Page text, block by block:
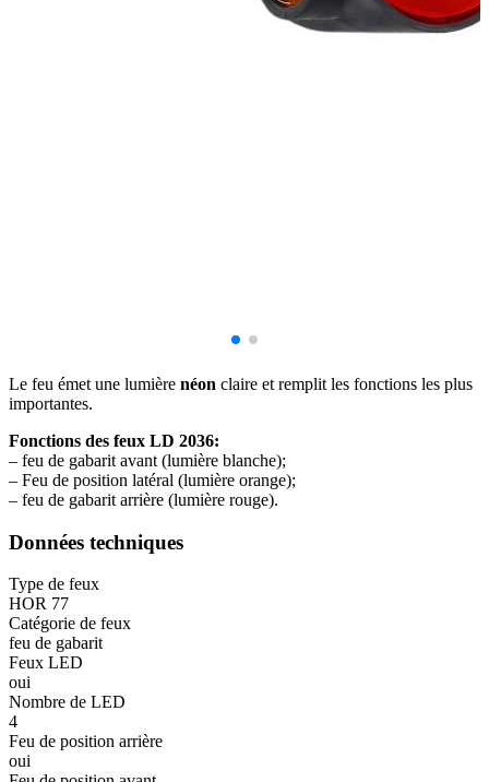
Le feu émet une lumière néon claire et remplit les fonctions les plus
importantes.
Fonctions des feux LD 2036:
– feu de gabarit avant (lumière blanche);
– Feu de position latéral (lumière orange);
– feu de gabarit arrière (lumière rouge).
Données techniques
Type de feux
HOR 77
Catégorie de feux
feu de gabarit
Feux LED
oui
Nombre de LED
4
Feu de position arrière
oui